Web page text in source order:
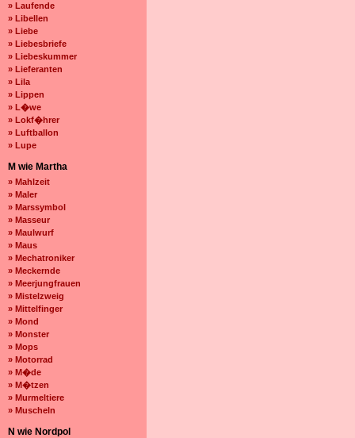
» Laufende
» Libellen
» Liebe
» Liebesbriefe
» Liebeskummer
» Lieferanten
» Lila
» Lippen
» L�we
» Lokf�hrer
» Luftballon
» Lupe
M wie Martha
» Mahlzeit
» Maler
» Marssymbol
» Masseur
» Maulwurf
» Maus
» Mechatroniker
» Meckernde
» Meerjungfrauen
» Mistelzweig
» Mittelfinger
» Mond
» Monster
» Mops
» Motorrad
» M�de
» M�tzen
» Murmeltiere
» Muscheln
N wie Nordpol